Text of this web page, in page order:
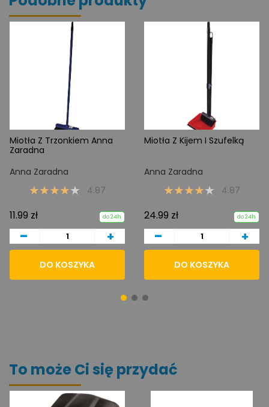
Miotła Z Trzonkiem Anna
Zaradna
Anna Zaradna
4.87
11.99 zł do 24h
- +
DO KOSZYKA
Miotła Z Kijem I Szufelką
Anna Zaradna
4.87
24.99 zł do 24h
- +
DO KOSZYKA
To może Ci się przydać